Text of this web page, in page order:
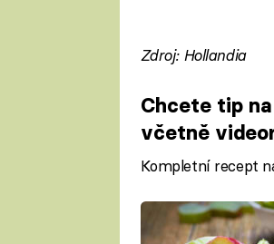
Zdroj: Hollandia
Chcete tip
včetně
Kompletní recept